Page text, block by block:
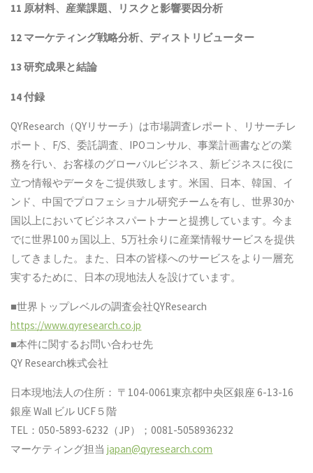
11 原材料、産業課題、リスクと影響要因分析
12 マーケティング戦略分析、ディストリビューター
13 研究成果と結論
14 付録
QYResearch（QYリサーチ）は市場調査レポート、リサーチレ
ポート、F/S、委託調査、IPOコンサル、事業計画書などの業
務を行い、お客様のグローバルビジネス、新ビジネスに役に
立つ情報やデータをご提供致します。米国、日本、韓国、イ
ンド、中国でプロフェショナル研究チームを有し、世界30か
国以上においてビジネスパートナーと提携しています。今ま
でに世界100ヵ国以上、5万社余りに産業情報サービスを提供
してきました。また、日本の皆様へのサービスをより一層充
実するために、日本の現地法人を設けています。
■世界トップレベルの調査会社QYResearch
https://www.qyresearch.co.jp
■本件に関するお問い合わせ先
QY Research株式会社
日本現地法人の住所： 〒104-0061東京都中央区銀座 6-13-16
銀座 Wall ビル UCF５階
TEL：050-5893-6232（JP）；0081-5058936232
マーケティング担当japan@qyresearch.com